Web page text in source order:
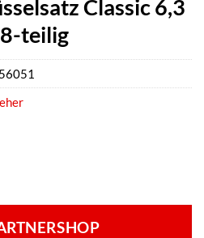
Classic 6,3
teilig